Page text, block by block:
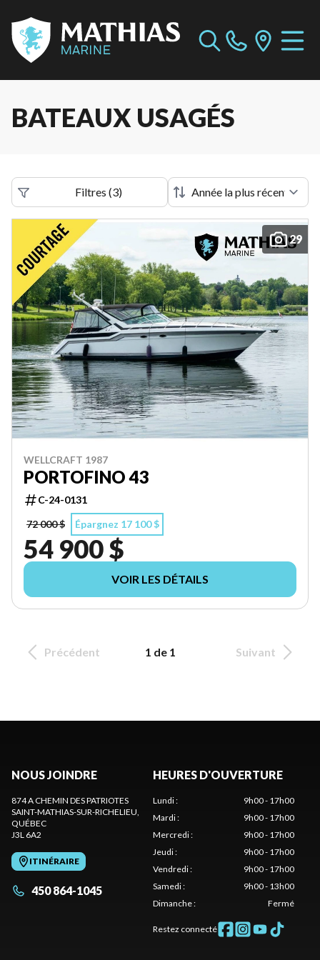
BATEAUX USAGÉS
Filtres (3)
29
WELLCRAFT 1987
PORTOFINO 43
C-24-0131
72 000 $
Épargnez 17 100 $
54 900 $
VOIR LES DÉTAILS
Précédent 1 de 1 Suivant
NOUS JOINDRE
874 A CHEMIN DES PATRIOTES
SAINT-MATHIAS-SUR-RICHELIEU
QUÉBEC
J3L 6A2
ITINÉRAIRE
450 864-1045
HEURES D'OUVERTURE
Lundi:
9h00 - 17h00
Mardi:
9h00 - 17h00
Mercredi:
9h00 - 17h00
Jeudi:
9h00 - 17h00
Vendredi:
9h00 - 17h00
Samedi:
9h00 - 13h00
Dimanche: Fermé
Restez connecté